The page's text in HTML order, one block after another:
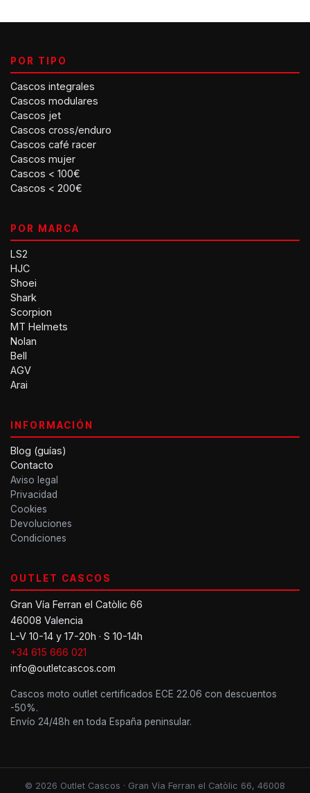
POR TIPO
Cascos integrales
Cascos modulares
Cascos jet
Cascos cross/enduro
Cascos café racer
Cascos mujer
Cascos < 100€
Cascos < 200€
POR MARCA
LS2
HJC
Shoei
Shark
Scorpion
MT Helmets
Nolan
Bell
AGV
Arai
INFORMACIÓN
Blog (guías)
Contacto
Aviso legal
Privacidad
Cookies
Devoluciones
Condiciones
OUTLET CASCOS
Gran Vía Ferran el Catòlic 66
46008 Valencia
L-V 10-14 y 17-20h · S 10-14h
+34 615 666 021
info@outletcascos.com
Cascos moto outlet certificados ECE 22.06 con descuentos
-50%.
Envío 24/48h en toda España peninsular.
© 2026 Outlet Cascos · Gran Vía Ferran el Catòlic 66, 46008